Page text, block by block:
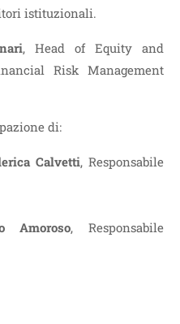
istituzionali.
, Head of Equity and
Risk Management
di:
Calvetti, Responsabile
Amoroso, Responsabile